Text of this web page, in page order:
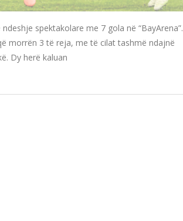
spektakolare me 7 gola në “BayArena”.
morrën 3 të reja, me të cilat tashmë ndajnë
Dy herë kaluan